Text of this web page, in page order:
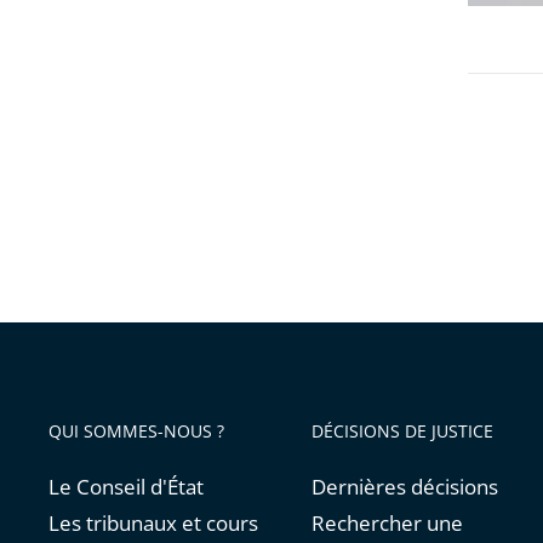
2
QUI SOMMES-NOUS ?
Le Conseil d'État
Les tribunaux et cours
DÉCISIONS DE JUSTICE
Dernières décisions
Rechercher une